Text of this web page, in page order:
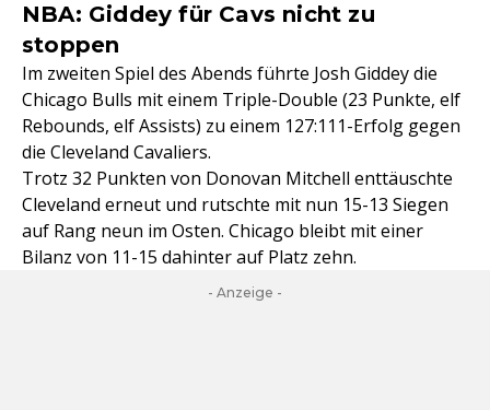
NBA: Giddey für Cavs nicht zu
stoppen
Im zweiten Spiel des Abends führte Josh Giddey die
Chicago Bulls mit einem Triple-Double (23 Punkte, elf
Rebounds, elf Assists) zu einem 127:111-Erfolg gegen
die Cleveland Cavaliers.
Trotz 32 Punkten von Donovan Mitchell enttäuschte
Cleveland erneut und rutschte mit nun 15-13 Siegen
auf Rang neun im Osten. Chicago bleibt mit einer
Bilanz von 11-15 dahinter auf Platz zehn.
- Anzeige -